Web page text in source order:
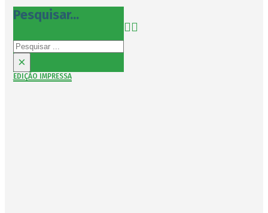
Pesquisar...
Pesquisar
×
EDIÇÃO IMPRESSA